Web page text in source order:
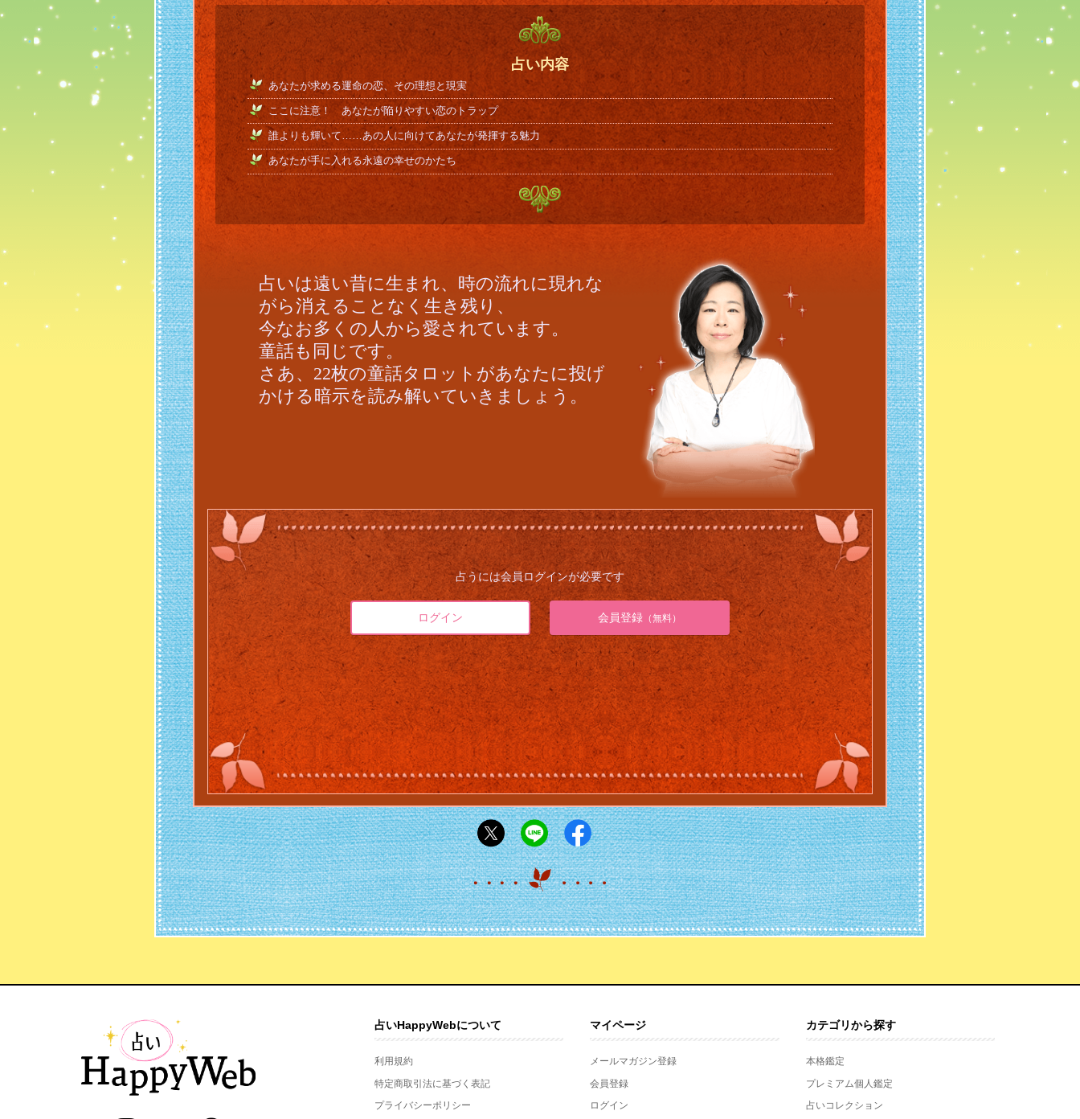
占い内容
あなたが求める運命の恋、その理想と現実
ここに注意！ あなたが陥りやすい恋のトラップ
誰よりも輝いて……あの人に向けてあなたが発揮する魅力
あなたが手に入れる永遠の幸せのかたち
占いは遠い昔に生まれ、時の流れに現れな
がら消えることなく生き残り、
今なお多くの人から愛されています。
童話も同じです。
さあ、22枚の童話タロットがあなたに投げ
かける暗示を読み解いていきましょう。
占うには会員ログインが必要です
ログイン 会員登録 （無料）
占いHappyWebについて
利用規約
特定商取引法に基づく表記
プライバシーポリシー
マイページ
メールマガジン登録
会員登録
ログイン
カテゴリから探す
本格鑑定
プレミアム個人鑑定
占いコレクション